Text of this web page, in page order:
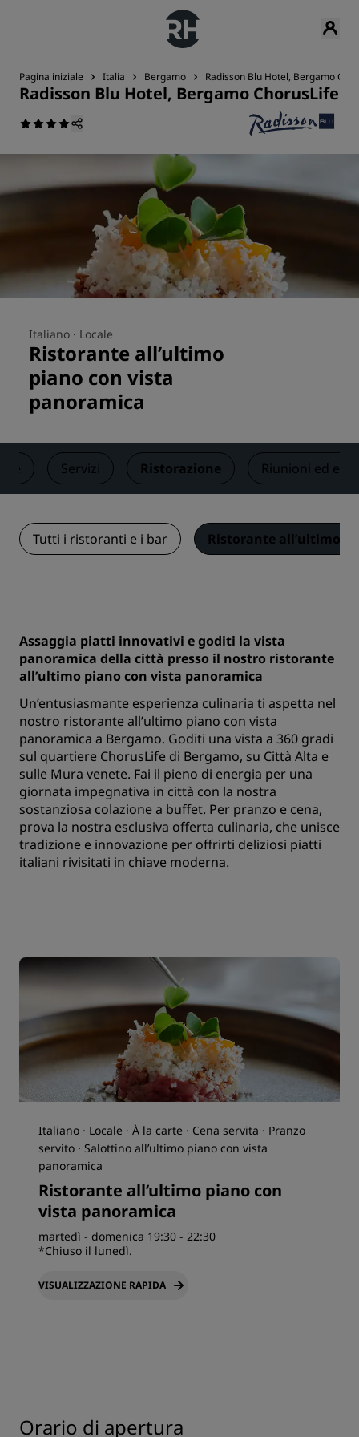
Pagina iniziale Italia Bergamo Radisson Blu Hotel, Bergamo
Radisson Blu Hotel, Bergamo ChorusLife
Italiano · Locale
Ristorante all’ultimo
piano con vista
panoramica
Servizi Ristorazione Riunioni ed
Tutti i ristoranti e i bar Ristorante all’ultimo
Assaggia piatti innovativi e goditi la vista
panoramica della città presso il nostro ristorante
all’ultimo piano con vista panoramica
Un’entusiasmante esperienza culinaria ti aspetta nel
nostro ristorante all’ultimo piano con vista
panoramica a Bergamo. Goditi una vista a 360 gradi
sul quartiere ChorusLife di Bergamo, su Città Alta e
sulle Mura venete. Fai il pieno di energia per una
giornata impegnativa in città con la nostra
sostanziosa colazione a buffet. Per pranzo e cena,
prova la nostra esclusiva offerta culinaria, che unisce
tradizione e innovazione per offrirti deliziosi piatti
italiani rivisitati in chiave moderna.
Italiano · Locale · À la carte · Cena servita · Pranzo
servito · Salottino all’ultimo piano con vista
panoramica
Ristorante all’ultimo piano con
vista panoramica
martedì - domenica 19:30 - 22:30
*Chiuso il lunedì.
VISUALIZZAZIONE RAPIDA
Orario di apertura